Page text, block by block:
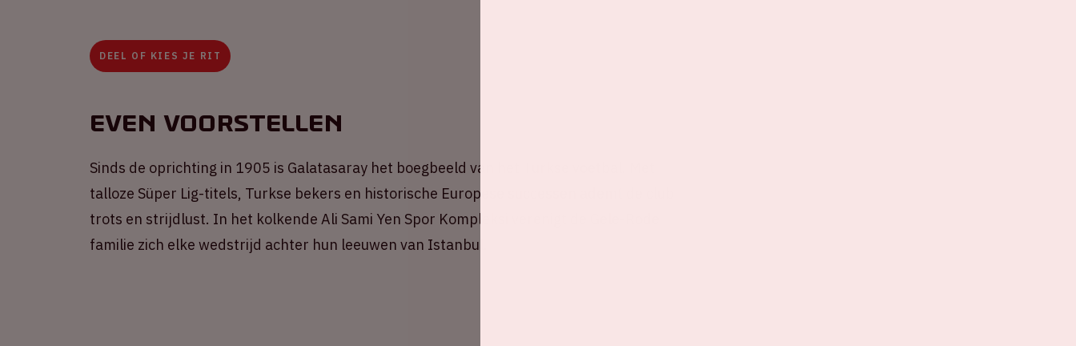
DEEL OF KIES JE RIT
Even voorstellen
Sinds de oprichting in 1905 is Galatasaray het boegbeeld van het Turkse voetbal. Met
talloze Süper Lig-titels, Turkse bekers en historische Europese successen ademt de club
trots en strijdlust. In het kolkende Ali Sami Yen Spor Kompleksi verenigt de Gele-Rode
familie zich elke wedstrijd achter hun leeuwen van Istanbul.